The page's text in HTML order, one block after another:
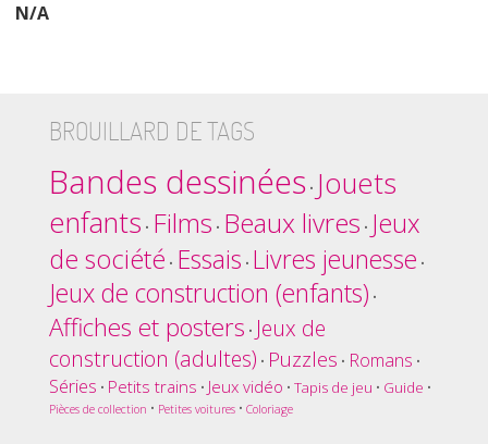
N/A
BROUILLARD DE TAGS
Bandes dessinées• Jouets
enfants • Films • Beaux livres • Jeux
de société • Essais • Livres jeunesse •
Jeux de construction (enfants) •
Affiches et posters • Jeux de
construction (adultes) • Puzzles • Romans •
Séries • Petits trains • Jeux vidéo • Tapis de jeu • Guide •
Pièces de collection • Petites voitures• Coloriage